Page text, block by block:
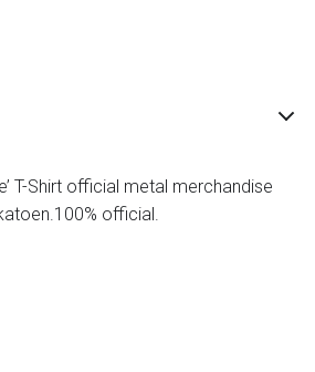
T-Shirt official metal merchandise
official.